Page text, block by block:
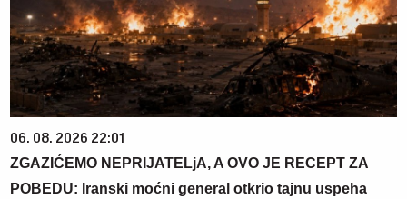
06. 08. 2026 22:01
ZGAZIĆEMO NEPRIJATELjA, A OVO JE RECEPT ZA
POBEDU: Iranski moćni general otkrio tajnu uspeha